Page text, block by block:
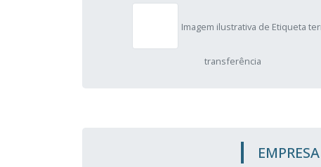
Imagem ilustrativa de Etiqueta
transferência